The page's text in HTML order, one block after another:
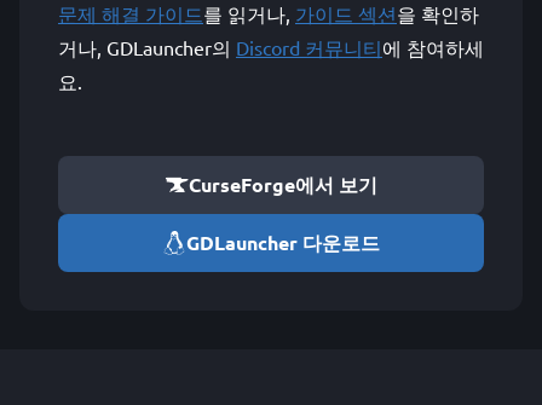
문제 해결 가이드를 읽거나, 가이드 섹션을 확인하
거나, GDLauncher의 Discord 커뮤니티에 참여하세
요.
CurseForge에서 보기
GDLauncher 다운로드